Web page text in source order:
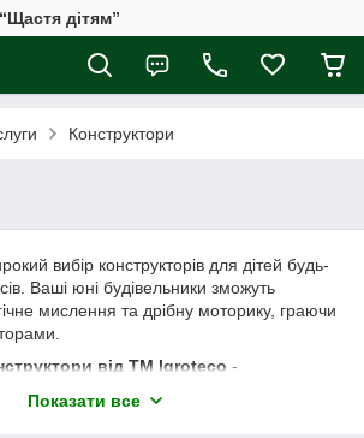
дітям”
Конструктори
вибір конструкторів для дітей будь-
Ваші юні будівельники зможуть
мислення та дрібну моторику, граючи
від ТМ Igroteco -
натуральними та
Показати все